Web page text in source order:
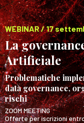
WEBINAR / 17
La
Artificiale
Problematiche
data governance,
rischi
ZOOM MEETING
Offerte per iscrizioni